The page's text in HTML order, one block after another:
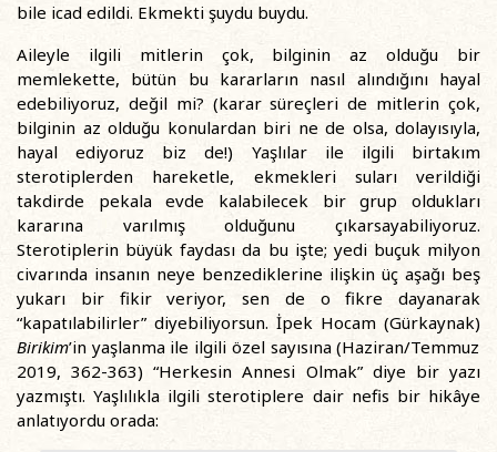
bile icad edildi. Ekmekti şuydu buydu.
Aileyle ilgili mitlerin çok, bilginin az olduğu bir
memlekette, bütün bu kararların nasıl alındığını hayal
edebiliyoruz, değil mi? (karar süreçleri de mitlerin çok,
bilginin az olduğu konulardan biri ne de olsa, dolayısıyla,
hayal ediyoruz biz de!) Yaşlılar ile ilgili birtakım
sterotiplerden hareketle, ekmekleri suları verildiği
takdirde pekala evde kalabilecek bir grup oldukları
kararına varılmış olduğunu çıkarsayabiliyoruz.
Sterotiplerin büyük faydası da bu işte; yedi buçuk milyon
civarında insanın neye benzediklerine ilişkin üç aşağı beş
yukarı bir fikir veriyor, sen de o fikre dayanarak
“kapatılabilirler” diyebiliyorsun. İpek Hocam (Gürkaynak)
Birikim’in yaşlanma ile ilgili özel sayısına (Haziran/Temmuz
2019, 362-363) “Herkesin Annesi Olmak” diye bir yazı
yazmıştı. Yaşlılıkla ilgili sterotiplere dair nefis bir hikâye
anlatıyordu orada: